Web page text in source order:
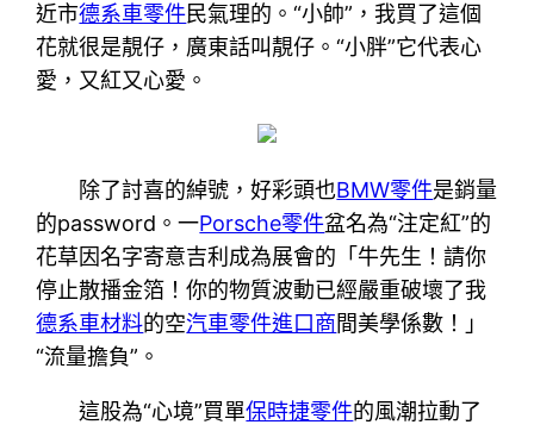
近市德系車零件民氣理的。“小帥”，我買了這個
花就很是靚仔，廣東話叫靚仔。“小胖”它代表心
愛，又紅又心愛。
除了討喜的綽號，好彩頭也BMW零件是銷量
的password。一Porsche零件盆名為“注定紅”的
花草因名字寄意吉利成為展會的「牛先生！請你
停止散播金箔！你的物質波動已經嚴重破壞了我
德系車材料的空汽車零件進口商間美學係數！」
“流量擔負”。
這股為“心境”買單保時捷零件的風潮拉動了